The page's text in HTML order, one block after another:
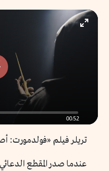
00:52
تريلر فيلم «فولدمورت:
عندما صدر المقطع